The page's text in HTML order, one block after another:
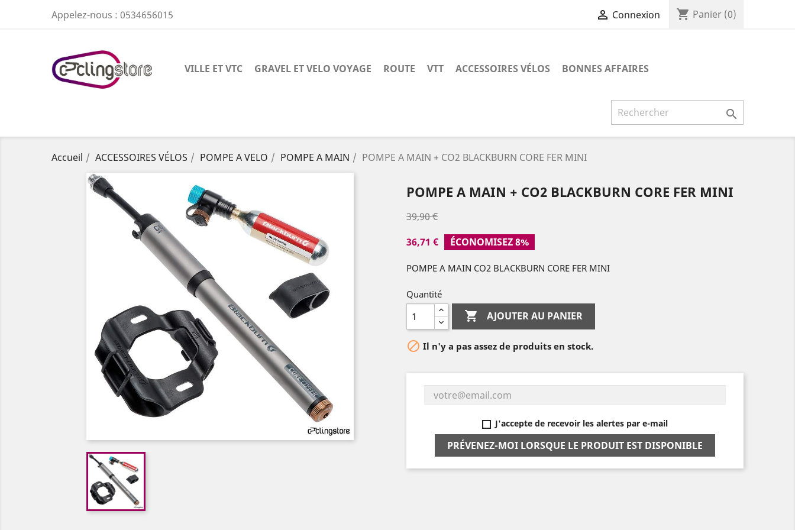
Appelez-nous : 0534656015  Connexion shopping_cart Panier (0)
VILLE ET VTC GRAVEL ET VELO VOYAGE ROUTE VTT ACCESSOIRES VÉLOS BONNES AFFAIRES

Accueil ACCESSOIRES VÉLOS POMPE A VELO POMPE A MAIN POMPE A MAIN + CO2 BLACKBURN CORE FER MINI
POMPE A MAIN + CO2 BLACKBURN CORE FER MINI
39,90 €
36,71 €
ÉCONOMISEZ 8%
POMPE A MAIN CO2 BLACKBURN CORE FER MINI
Quantité
 AJOUTER AU PANIER
 Il n'y a pas assez de produits en stock.
J'accepte de recevoir les alertes par e-mail
PRÉVENEZ-MOI LORSQUE LE PRODUIT EST DISPONIBLE